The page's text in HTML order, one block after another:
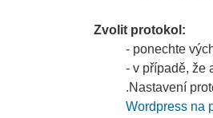
Zvolit protokol:
- ponechte
- v případě, že
.Nastavení
Wordpress na